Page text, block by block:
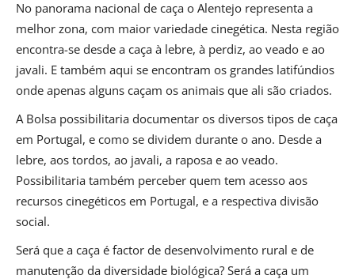
No panorama nacional de caça o Alentejo representa a
melhor zona, com maior variedade cinegética. Nesta região
encontra-se desde a caça à lebre, à perdiz, ao veado e ao
javali. E também aqui se encontram os grandes latifúndios
onde apenas alguns caçam os animais que ali são criados.
A Bolsa possibilitaria documentar os diversos tipos de caça
em Portugal, e como se dividem durante o ano. Desde a
lebre, aos tordos, ao javali, a raposa e ao veado.
Possibilitaria também perceber quem tem acesso aos
recursos cinegéticos em Portugal, e a respectiva divisão
social.
Será que a caça é factor de desenvolvimento rural e de
manutenção da diversidade biológica? Será a caça um